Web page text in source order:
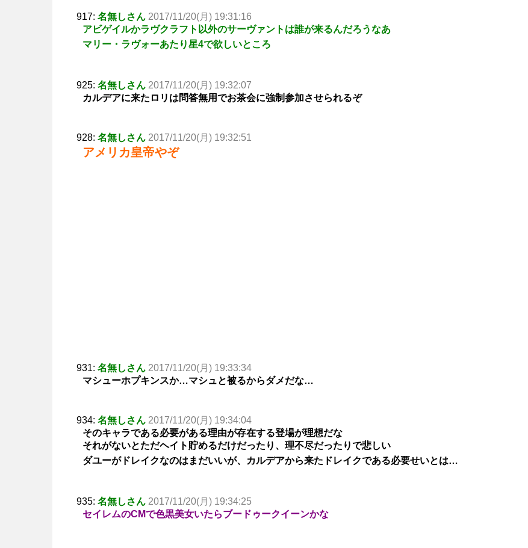
917: 名無しさん 2017/11/20(月) 19:31:16
アビゲイルかラヴクラフト以外のサーヴァントは誰が来るんだろうなあ
マリー・ラヴォーあたり星4で欲しいところ
925: 名無しさん 2017/11/20(月) 19:32:07
カルデアに来たロリは問答無用でお茶会に強制参加させられるぞ
928: 名無しさん 2017/11/20(月) 19:32:51
アメリカ皇帝やぞ
931: 名無しさん 2017/11/20(月) 19:33:34
マシューホプキンスか…マシュと被るからダメだな…
934: 名無しさん 2017/11/20(月) 19:34:04
そのキャラである必要がある理由が存在する登場が理想だな
それがないとただヘイト貯めるだけだったり、理不尽だったりで悲しい
ダユーがドレイクなのはまだいいが、カルデアから来たドレイクである必要せいとは…
935: 名無しさん 2017/11/20(月) 19:34:25
セイレムのCMで色黒美女いたらブードゥークイーンかな